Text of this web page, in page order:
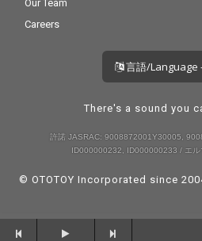
Our Team
Careers
言語/Language
There's a sound you
許諾 JASRAC: 9008872001Y30005,
ID000000232, ID000000233 / エ
© OTOTOY Incorporated since